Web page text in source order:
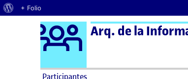
Acerca de WordPress
+ Folio
Saltar al contenido Logo Ágora
Arq. de la
Participantes